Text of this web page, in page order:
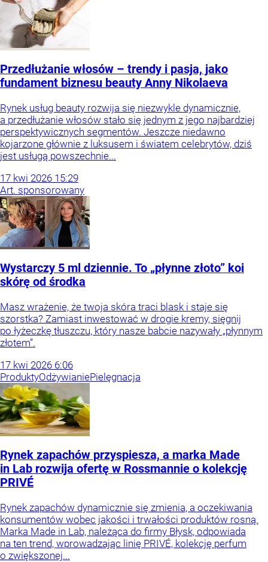
Przedłużanie włosów – trendy i pasja, jako
fundament biznesu beauty Anny Nikolaeva
Rynek usług beauty rozwija się niezwykle dynamicznie,
a przedłużanie włosów stało się jednym z jego najbardziej
perspektywicznych segmentów. Jeszcze niedawno
kojarzone głównie z luksusem i światem celebrytów, dziś
jest usługą powszechnie...
17 kwi 2026 15:29
Art. sponsorowany
Wystarczy 5 ml dziennie. To „płynne złoto” koi
skórę od środka
Masz wrażenie, że twoja skóra traci blask i staje się
szorstka? Zamiast inwestować w drogie kremy, sięgnij
po łyżeczkę tłuszczu, który nasze babcie nazywały „płynnym
złotem”.
17 kwi 2026 6:06
ProduktyOdżywianiePielęgnacja
Rynek zapachów przyspiesza, a marka Made
in Lab rozwija ofertę w Rossmannie o kolekcję
PRIVÉ
Rynek zapachów dynamicznie się zmienia, a oczekiwania
konsumentów wobec jakości i trwałości produktów rosną.
Marka Made in Lab, należąca do firmy Błysk, odpowiada
na ten trend, wprowadzając linię PRIVÉ, kolekcję perfum
o zwiększonej...